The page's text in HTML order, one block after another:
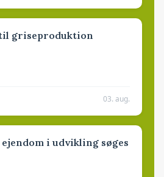
griseproduktion
03. aug.
i udvikling søges